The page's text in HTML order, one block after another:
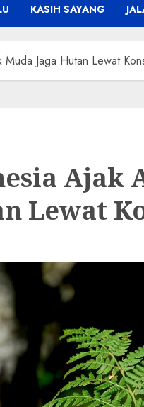
KASIH SAYANG
Jaga Hutan Lewat
Ajak
Lewat